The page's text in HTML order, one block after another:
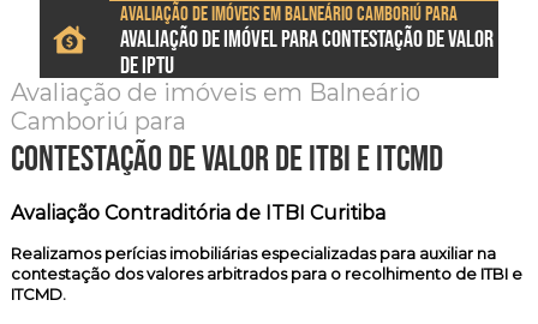
Avaliação de imóveis em Balneário Camboriú para
AVALIAÇÃO DE IMÓVEL PARA CONTESTAÇÃO DE VALOR
DE IPTU
Avaliação de imóveis em Balneário
Camboriú para
contestação de valor de itbi e itcmd
Avaliação Contraditória de ITBI Curitiba
Realizamos perícias imobiliárias especializadas para auxiliar na
contestação dos valores arbitrados para o recolhimento de ITBI e
ITCMD.